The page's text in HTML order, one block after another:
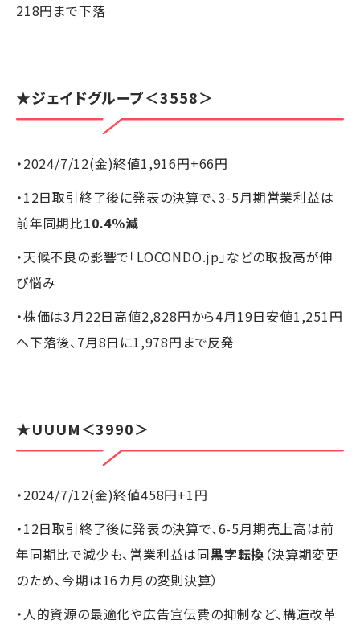
218円まで下落
★ジェイドグループ＜3558＞
・2024/7/12(金)終値1,916円+66円
・12日取引終了後に発表の決算で、3-5月期営業利益は
前年同期比10.4％減
・天候不良の影響で「LOCONDO.jp」などの取扱高が伸
び悩み
・株価は3月22日高値2,828円から4月19日安値1,251円
へ下落後、7月8日に1,978円まで反発
★UUUM＜3990＞
・2024/7/12(金)終値458円+1円
・12日取引終了後に発表の決算で、6-5月期売上高は前
年同期比で減少も、営業利益は同黒字転換 （決算期変更
のため、今期は16カ月の変則決算）
・人的資源の最適化や広告宣伝費の抑制など、構造改革